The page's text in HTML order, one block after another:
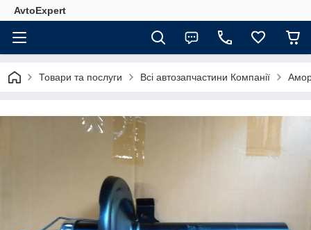
AvtoExpert
Товари та послуги Всі автозапчастини Компанії